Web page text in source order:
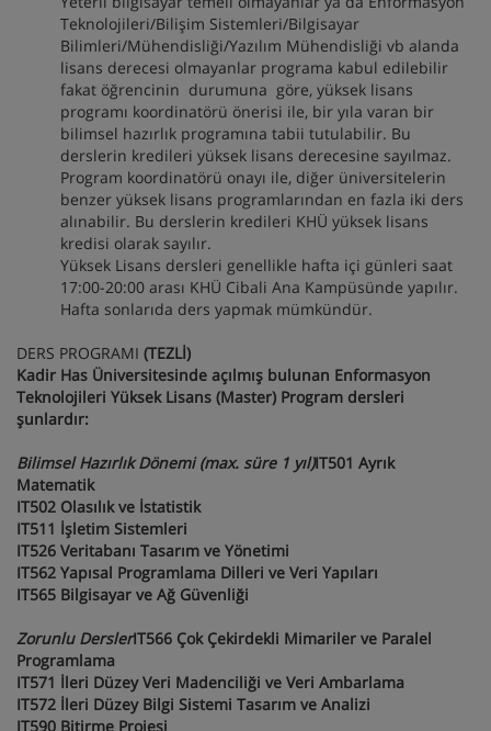
Teknolojileri/Bilişim Sistemleri/Bilgisayar
Bilimleri/Mühendisliği/Yazılım Mühendisliği vb alanda
lisans derecesi olmayanlar programa kabul edilebilir
fakat öğrencinin durumuna göre, yüksek lisans
programı koordinatörü önerisi ile, bir yıla varan bir
bilimsel hazırlık programına tabii tutulabilir. Bu
derslerin kredileri yüksek lisans derecesine sayılmaz.
Program koordinatörü onayı ile, diğer üniversitelerin
benzer yüksek lisans programlarından en fazla iki ders
alınabilir. Bu derslerin kredileri KHÜ yüksek lisans
kredisi olarak sayılır.
Yüksek Lisans dersleri genellikle hafta içi günleri saat
17:00-20:00 arası KHÜ Cibali Ana Kampüsünde yapılır.
Hafta sonlarıda ders yapmak mümkündür.
DERS PROGRAMI (TEZLİ)
Kadir Has Üniversitesinde açılmış bulunan Enformasyon
Teknolojileri Yüksek Lisans (Master) Program dersleri
şunlardır:
Bilimsel Hazırlık Dönemi (max. süre 1 yıl)IT501 Ayrık
Matematik
IT502 Olasılık ve İstatistik
IT511 İşletim Sistemleri
IT526 Veritabanı Tasarım ve Yönetimi
IT562 Yapısal Programlama Dilleri ve Veri Yapıları
IT565 Bilgisayar ve Ağ Güvenliği
Zorunlu DerslerIT566 Çok Çekirdekli Mimariler ve Paralel
Programlama
IT571 İleri Düzey Veri Madenciliği ve Veri Ambarlama
IT572 İleri Düzey Bilgi Sistemi Tasarım ve Analizi
IT590 Bitirme Projesi